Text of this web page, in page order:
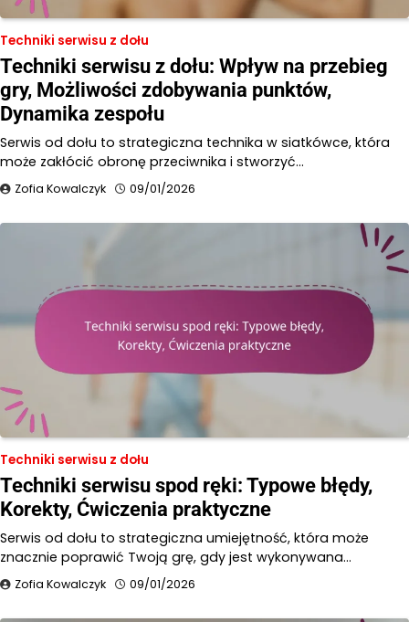
Techniki serwisu z dołu
Techniki serwisu z dołu: Wpływ na przebieg
gry, Możliwości zdobywania punktów,
Dynamika zespołu
Serwis od dołu to strategiczna technika w siatkówce, która
może zakłócić obronę przeciwnika i stworzyć…
Zofia Kowalczyk 09/01/2026
Techniki serwisu z dołu
Techniki serwisu spod ręki: Typowe błędy,
Korekty, Ćwiczenia praktyczne
Serwis od dołu to strategiczna umiejętność, która może
znacznie poprawić Twoją grę, gdy jest wykonywana…
Zofia Kowalczyk 09/01/2026